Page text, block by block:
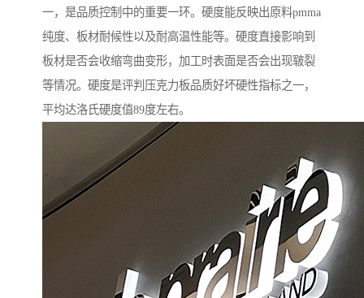
一，是品质控制中的重要一环。硬度能反映出原料pmma
纯度、板材耐候性以及耐高温性能等。硬度直接影响到
板材是否会收缩弯曲变形，加工时表面是否会出现皲裂
等情况。硬度是评判压克力板品质好坏硬性指标之一，
平均达洛氏硬度值89度左右。